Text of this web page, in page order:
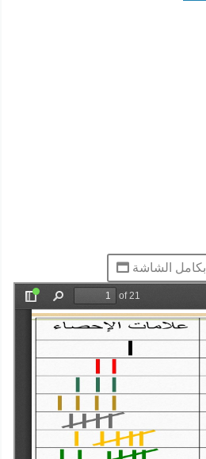
الشاشة